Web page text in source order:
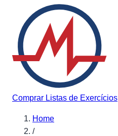
Pular para o conteúdo
Comprar Listas de Exercícios
Home
/